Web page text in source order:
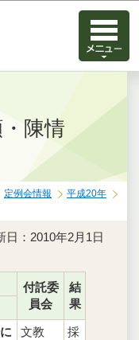
陳情
定例会情報
平成20年
日：2010年2月1日
付託委
員会
結
果
文教
採